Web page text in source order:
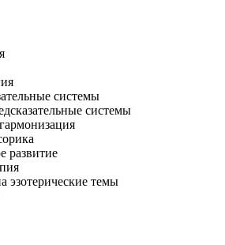
системы
системы
развитие
эзотерические темы